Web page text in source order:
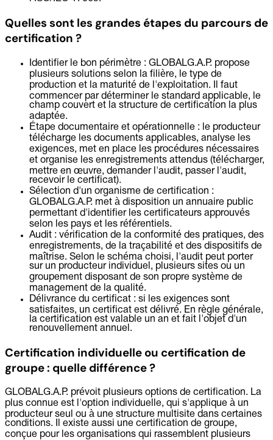
Quelles sont les grandes étapes du parcours de
certification ?
Identifier le bon périmètre : GLOBALG.A.P. propose
plusieurs solutions selon la filière, le type de
production et la maturité de l'exploitation. Il faut
commencer par déterminer le standard applicable, le
champ couvert et la structure de certification la plus
adaptée.
Étape documentaire et opérationnelle : le producteur
télécharge les documents applicables, analyse les
exigences, met en place les procédures nécessaires
et organise les enregistrements attendus (télécharger,
mettre en œuvre, demander l'audit, passer l'audit,
recevoir le certificat).
Sélection d'un organisme de certification :
GLOBALG.A.P. met à disposition un annuaire public
permettant d'identifier les certificateurs approuvés
selon les pays et les référentiels.
Audit : vérification de la conformité des pratiques, des
enregistrements, de la traçabilité et des dispositifs de
maîtrise. Selon le schéma choisi, l'audit peut porter
sur un producteur individuel, plusieurs sites ou un
groupement disposant de son propre système de
management de la qualité.
Délivrance du certificat : si les exigences sont
satisfaites, un certificat est délivré. En règle générale,
la certification est valable un an et fait l'objet d'un
renouvellement annuel.
Certification individuelle ou certification de
groupe : quelle différence ?
GLOBALG.A.P. prévoit plusieurs options de certification. La
plus connue est l'option individuelle, qui s'applique à un
producteur seul ou à une structure multisite dans certaines
conditions. Il existe aussi une certification de groupe,
conçue pour les organisations qui rassemblent plusieurs